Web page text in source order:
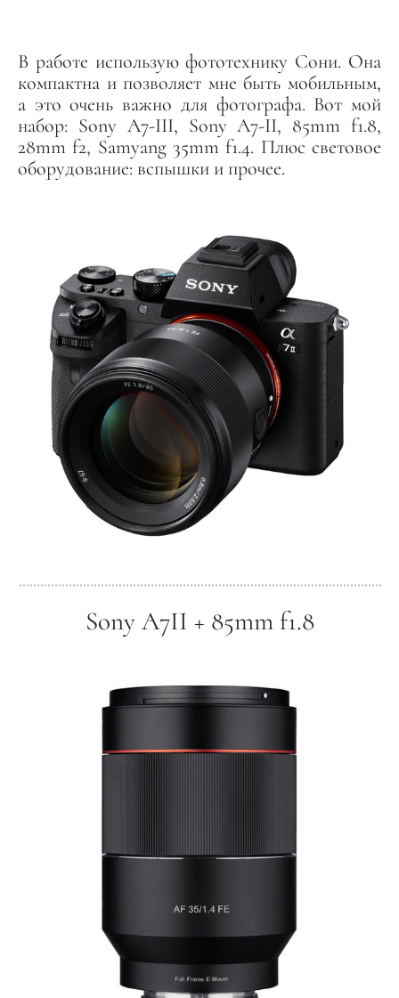
В работе использую фототехнику Сони. Она
компактна и позволяет мне быть мобильным,
а это очень важно для фотографа. Вот мой
набор: Sony A7-III, Sony A7-II, 85mm f1.8,
28mm f2, Samyang 35mm f1.4. Плюс световое
оборудование: вспышки и прочее.
Sony A7II + 85mm f1.8